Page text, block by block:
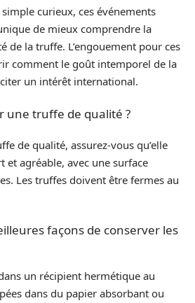
curieux, ces événements
de mieux comprendre la
de la truffe. L’engouement pour ces
comment le goût intemporel de la
un intérêt international.
une truffe de qualité ?
de qualité, assurez-vous qu’elle
agréable, avec une surface
Les truffes doivent être fermes au
façons de conserver les
un récipient hermétique au
dans du papier absorbant ou